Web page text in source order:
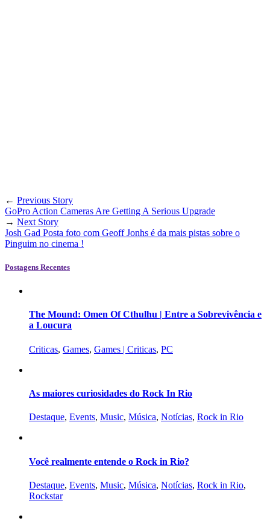
← Previous Story
GoPro Action Cameras Are Getting A Serious Upgrade
→ Next Story
Josh Gad Posta foto com Geoff Jonhs é da mais pistas sobre o
Pinguim no cinema !
Postagens Recentes
The Mound: Omen Of Cthulhu | Entre a Sobrevivência e
a Loucura
Criticas, Games, Games | Criticas, PC
As maiores curiosidades do Rock In Rio
Destaque, Events, Music, Música, Notícias, Rock in Rio
Você realmente entende o Rock in Rio?
Destaque, Events, Music, Música, Notícias, Rock in Rio,
Rockstar